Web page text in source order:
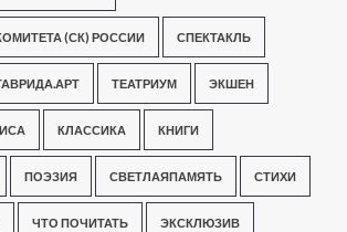
(СК) РОССИИ СПЕКТАКЛЬ
ТЕАТРИУМ ЭКШЕН
КЛАССИКА КНИГИ
ПОЭЗИЯ СВЕТЛАЯПАМЯТЬ СТИХИ
ЧТО ПОЧИТАТЬ ЭКСКЛЮЗИВ